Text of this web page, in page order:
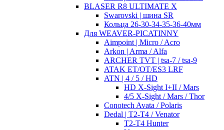
BLASER R8 ULTIMATE X
Swarovski | шина SR
Кольца 26-30-34-35-36-40мм
Для WEAVER-PICATINNY
Aimpoint | Micro / Acro
Arkon | Arma / Alfa
ARCHER TVT | tsa-7 / tsa-9
ATAK ET/OT/ES3 LRF
ATN | 4 / 5 / HD
HD X-Sight I+II / Mars
4/5 X-Sight / Mars / Thor
Conotech Avata / Polaris
Dedal | T2-T4 / Venator
T2-T4 Hunter